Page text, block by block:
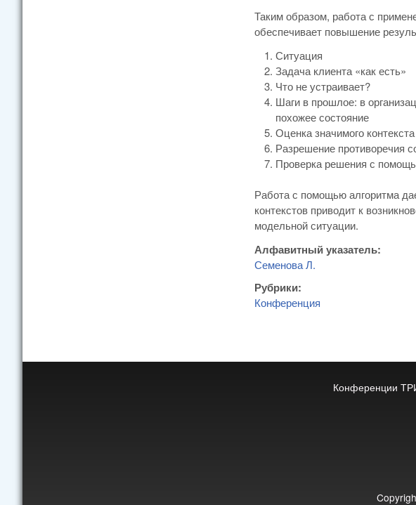
Таким образом, работа с
обеспечивает повышение
Ситуация
Задача клиента «как есть»
Что не устраивает?
Шаги в прошлое: в
похожее состояние
Оценка значимого
Разрешение противоречия
Проверка решения с
Работа с помощью алгоритма
контекстов приводит к
модельной ситуации.
Алфавитный указатель:
Семенова Л.
Рубрики:
Конференция
Конференции